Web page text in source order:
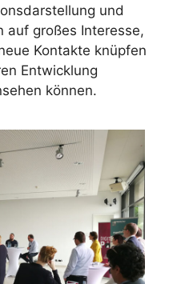
und
auf großes Interesse,
Kontakte knüpfen
Entwicklung
können.